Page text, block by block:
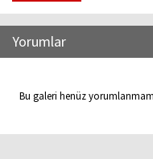
Yorumlar
Bu galeri henüz